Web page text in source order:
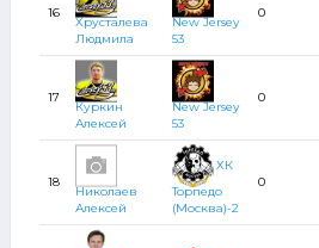
16
Хрусталева
Людмила
New Jersey
53
0
17
Куркин
Алексей
New Jersey
53
0
18
Николаев
Алексей
ХК
Торпедо
(Москва)-2
0